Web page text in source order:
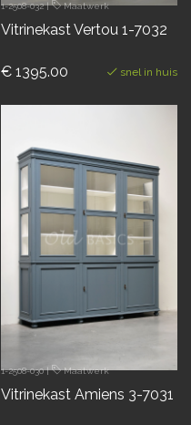
1-2508-032| Maatwerk
Vitrinekast Vertou 1-7032
€ 1395.00 snel in huis
1-2508-030| Maatwerk
Vitrinekast Amiens 3-7031